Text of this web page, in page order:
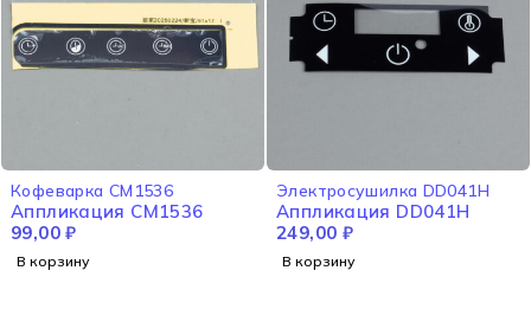
Кофеварка CM1536
Аппликация CM1536
99,00₽
В корзину
Электросушилка DD041H
Аппликация DD041H
249,00 ₽
В корзину